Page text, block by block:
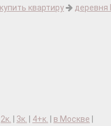
купить квартиру деревня
2к. 3к. 4+к. в Москве